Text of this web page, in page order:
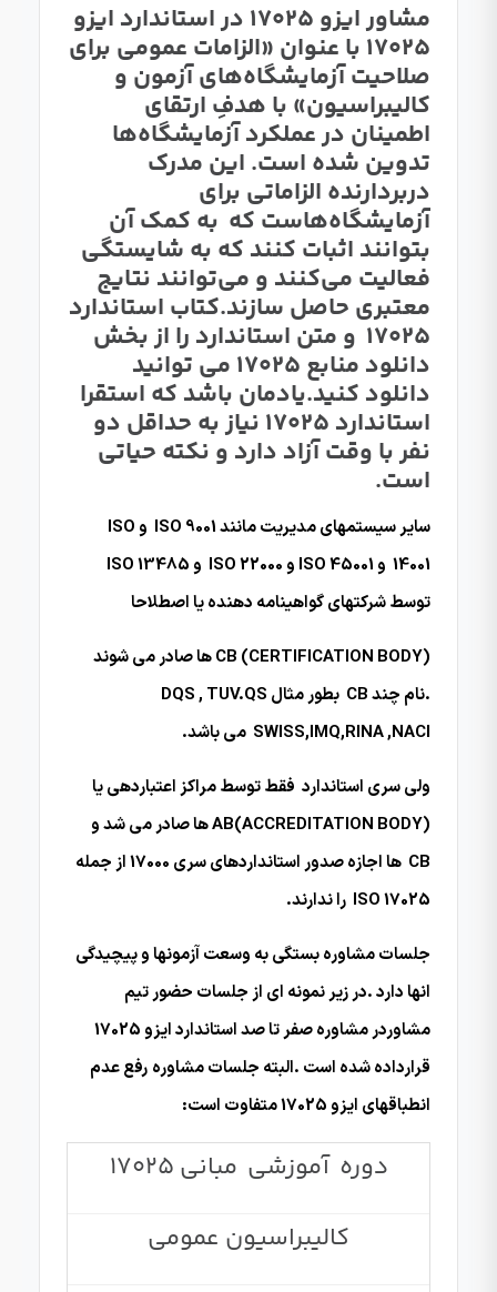
مشاور ایزو 17025 در استاندارد ایزو
17025 با عنوان «الزامات عمومی برای
صلاحیت آزمایشگاههای آزمون و
کالیبراسیون» با هدفِ ارتقای
اطمینان در عملکردآزمایشگاه‌ها
تدوین شده است. این مدرک
دربردارنده الزاماتی برای
آزمایشگاه‌هاست که به کمک آن
بتوانند اثبات کنند که به شایستگی
فعالیت می‌کنند و می‌توانند نتایج
معتبری حاصل سازند.کتاب استاندارد
17025 و متن استاندارد را از بخش
دانلود منابع 17025 می توانید
دانلود کنید.یادمان باشد که استقرا
استاندارد 17025 نیاز به حداقل دو
نفر با وقت آزاد دارد و نکته حیاتی
است.
سایر سیستمهای مدیریت مانند ISO 9001 و ISO
14001 و ISO 45001 و ISO 22000 و ISO 13485
توسط شرکتهای گواهینامه دهنده یا اصطلاحا
(CB (CERTIFICATION BODY ها صادر می شوند
.نام چند CB بطور مثال DQS , TUV.QS
SWISS,IMQ,RINA ,NACI می باشد.
ولی سری استاندارد فقط توسط مراکز اعتباردهی یا
AB(ACCREDITATION BODY) ها صادر می شد و
CB ها اجازه صدور استانداردهای سری 17000 از جمله
ISO 17025 را ندارند.
جلسات مشاوره بستگی به وسعت آزمونها و پیچیدگی
انها دارد .در زیر نمونه ای از جلسات حضور تیم
مشاوردر مشاوره صفر تا صد استاندارد ایزو 17025
قرارداده شده است .البته جلسات مشاوره رفع عدم
انطباقهای ایزو 17025 متفاوت است:
دوره آموزشی مبانی 17025
کالیبراسیون عمومی